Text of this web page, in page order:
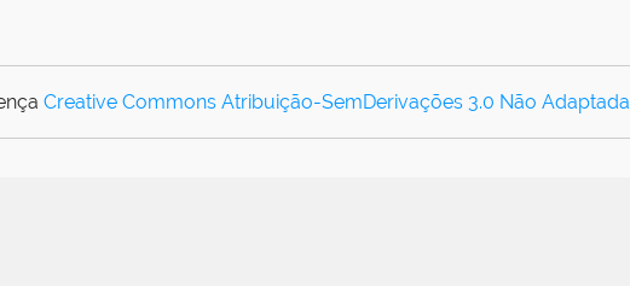
Creative Commons Atribuição-SemDerivações 3.0 Não Adaptada